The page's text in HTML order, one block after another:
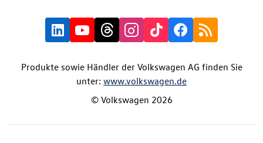
Produkte sowie Händler der Volkswagen AG finden Sie
unter: www.volkswagen.de
© Volkswagen 2026